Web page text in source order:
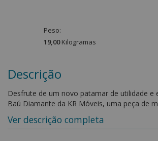
Peso:
19,00 Kilogramas
Descrição
Desfrute de um novo patamar de utilidade e
Baú Diamante da KR Móveis, uma peça de
o conceito de armazenamento a outro nível.
oferece espaço amplo e funcionalidade
Ver descrição completa